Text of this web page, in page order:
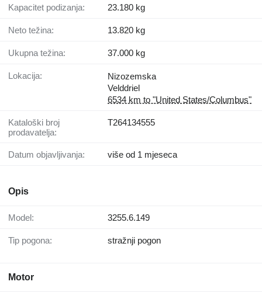
Kapacitet podizanja: 23.180 kg
Neto težina: 13.820 kg
Ukupna težina: 37.000 kg
Lokacija:
Nizozemska
Velddriel
6534 km to "United States/Columbus"
Kataloški broj
prodavatelja:
T264134555
Datum objavljivanja: više od 1 mjeseca
Opis
Model: 3255.6.149
Tip pogona: stražnji pogon
Motor